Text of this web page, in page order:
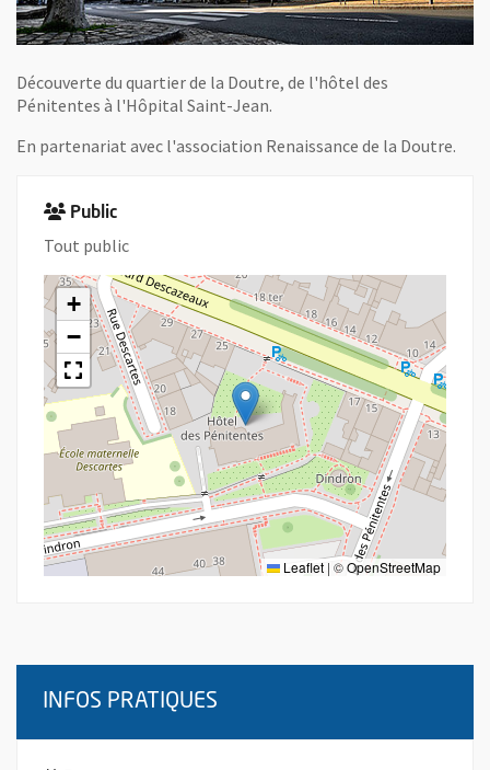
Découverte du quartier de la Doutre, de l'hôtel des
Pénitentes à l'Hôpital Saint-Jean.
En partenariat avec l'association Renaissance de la Doutre.
Public
Tout public
+
−
Leaflet | ©OpenStreetMap
INFOS PRATIQUES